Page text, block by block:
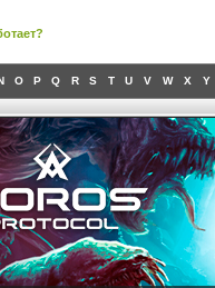
O P Q R S T U V W X Y